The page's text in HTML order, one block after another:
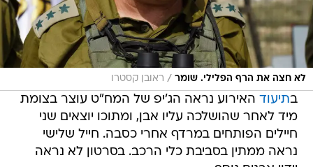
לא חצה את הרף הפלילי. שומר / ראובן קסטרו
בתיעוד האירוע נראה הג'יפ של המח"ט עוצר בצומת
מיד לאחר שהושלכה עליו אבן, ומתוכו יוצאים שני
חיילים הפותחים במרדף אחרי כסבה. חייל שלישי
נראה ממתין בסביבת כלי הרכב. בסרטון לא נראה